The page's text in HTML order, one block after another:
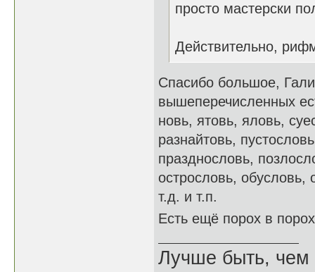
просто мастерски
Действительно,
Спасибо большое,
вышеперечисленных
новь, ятовь, яловь,
разнайтовь,
празднословь,
острословь, обусловь,
т.д. и т.п.
Есть ещё порох в
Лучше быть, чем